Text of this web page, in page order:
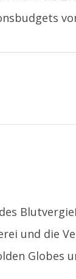
und die
Globes